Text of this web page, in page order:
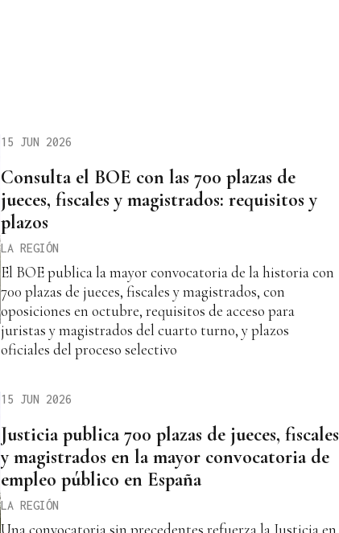
15 JUN 2026
Consulta el BOE con las 700 plazas de
jueces, fiscales y magistrados: requisitos y
plazos
LA REGIÓN
El BOE publica la mayor convocatoria de la historia con
700 plazas de jueces, fiscales y magistrados, con
oposiciones en octubre, requisitos de acceso para
juristas y magistrados del cuarto turno, y plazos
oficiales del proceso selectivo
15 JUN 2026
Justicia publica 700 plazas de jueces, fiscales
y magistrados en la mayor convocatoria de
empleo público en España
LA REGIÓN
Una convocatoria sin precedentes refuerza la Justicia en